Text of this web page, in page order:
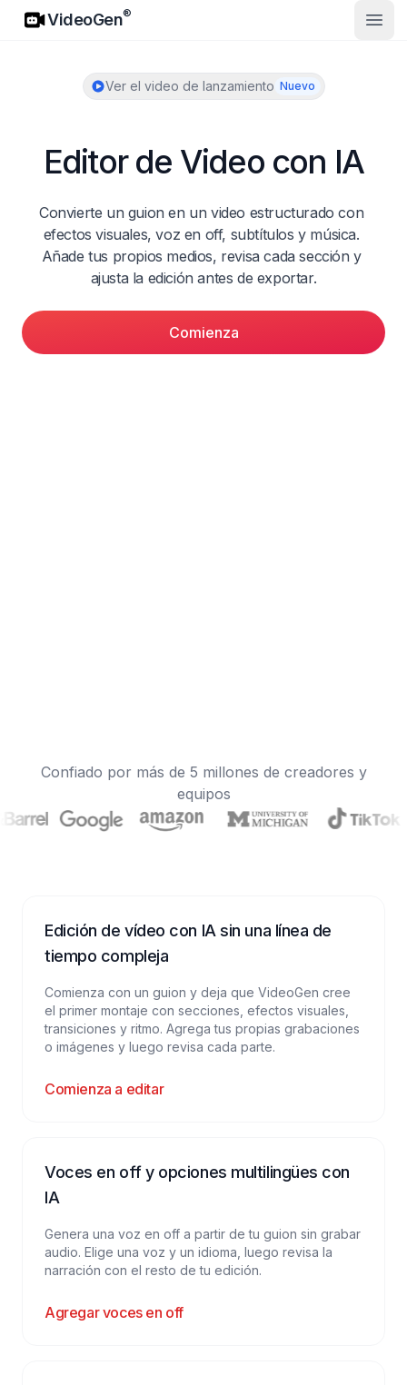
VideoGen
VideoGen®
Abrir
Ver el video de lanzamiento Nuevo
Editor de Video con IA
Convierte un guion en un video estructurado con
efectos visuales, voz en off, subtítulos y música.
Añade tus propios medios, revisa cada sección y
ajusta la edición antes de exportar.
Comienza
Confiado por más de 5 millones de creadores y
equipos
Edición de vídeo con IA sin una línea de
tiempo compleja
Comienza con un guion y deja que VideoGen cree
el primer montaje con secciones, efectos visuales,
transiciones y ritmo. Agrega tus propias grabaciones
o imágenes y luego revisa cada parte.
Comienza a editar
Voces en off y opciones multilingües con
IA
Genera una voz en off a partir de tu guion sin grabar
audio. Elige una voz y un idioma, luego revisa la
narración con el resto de tu edición.
Agregar voces en off